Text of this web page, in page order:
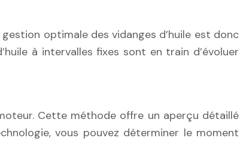
optimale des vidanges d’huile est donc
à intervalles fixes sont en train d’évoluer
Cette méthode offre un aperçu détaillé
vous pouvez déterminer le moment